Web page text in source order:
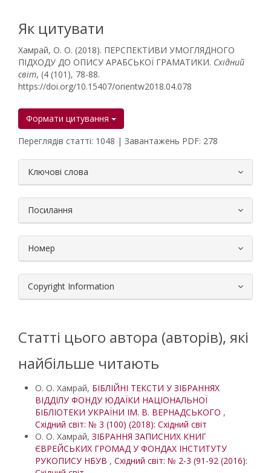
Як цитувати
Хамрай, О. О. (2018). ПЕРСПЕКТИВИ УМОГЛЯДНОГО
ПІДХОДУ ДО ОПИСУ АРАБСЬКОЇ ГРАМАТИКИ. Східний
світ, (4 (101), 78-88.
https://doi.org/10.15407/orientw2018.04.078
Формати цитування
Переглядів статті: 1048 | Завантажень PDF: 278
Ключові слова
Посилання
Номер
Copyright Information
Статті цього автора (авторів), які
найбільше читають
О. О. Хамрай, БІБЛІЙНІ ТЕКСТИ У ЗІБРАННЯХ
ВІДДІЛУ ФОНДУ ЮДАЇКИ НАЦІОНАЛЬНОЇ
БІБЛІОТЕКИ УКРАЇНИ ІМ. В. ВЕРНАДСЬКОГО ,
Східний світ: № 3 (100) (2018): Східний світ
О. О. Хамрай, ЗІБРАННЯ ЗАПИСНИХ КНИГ
ЄВРЕЙСЬКИХ ГРОМАД У ФОНДАХ ІНСТИТУТУ
РУКОПИСУ НБУВ , Східний світ: № 2-3 (91-92 (2016):